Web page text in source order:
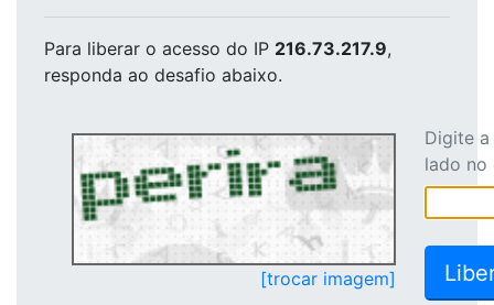
Para liberar o acesso do IP 216.73.217.9,
responda ao desafio abaixo.
[trocar imagem]
Digite
lado no